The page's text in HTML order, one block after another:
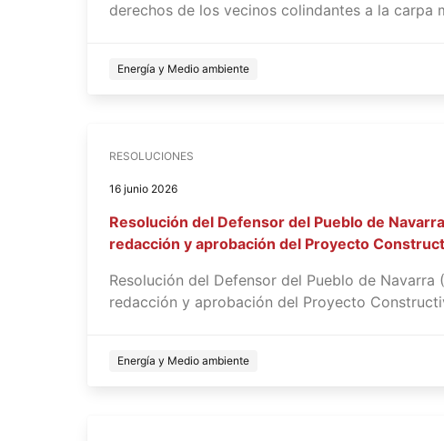
derechos de los vecinos colindantes a la
Energía y Medio ambiente
RESOLUCIONES
16 junio 2026
Resolución del Defensor del Pueblo de
redacción y aprobación del Proyecto
Resolución del Defensor del Pueblo de
redacción y aprobación del Proyecto
Energía y Medio ambiente